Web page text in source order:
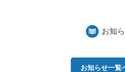
お知
お知らせ一覧